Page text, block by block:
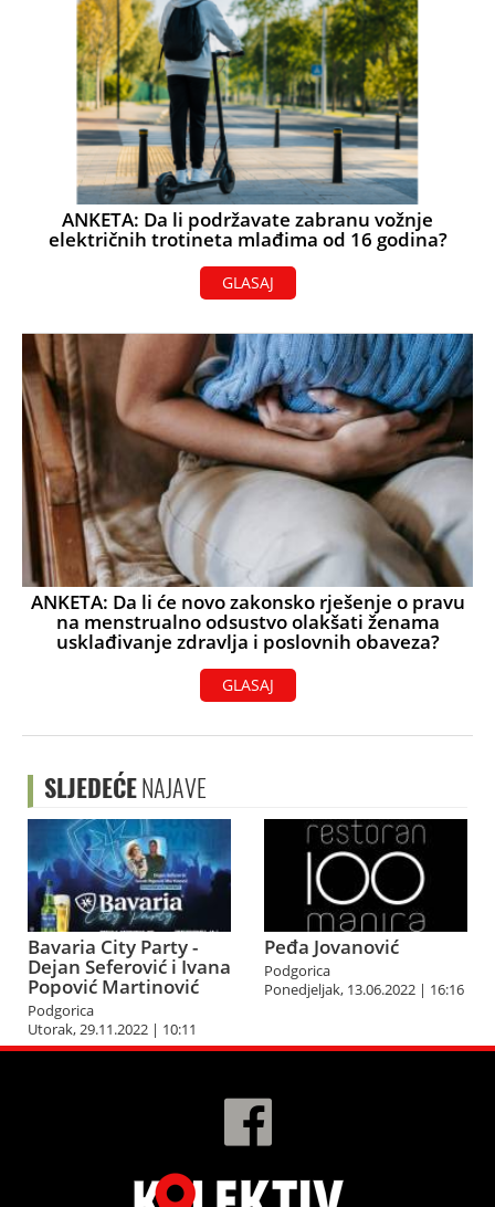
ANKETA: Da li podržavate zabranu vožnje
električnih trotineta mlađima od 16 godina?
GLASAJ
ANKETA: Da li će novo zakonsko rješenje o pravu
na menstrualno odsustvo olakšati ženama
usklađivanje zdravlja i poslovnih obaveza?
GLASAJ
SLJEDEĆENAJAVE
Bavaria City Party -
Dejan Seferović i Ivana
Popović Martinović
Podgorica
Utorak, 29.11.2022 | 10:11
Peđa Jovanović
Podgorica
Ponedjeljak, 13.06.2022 | 16:16